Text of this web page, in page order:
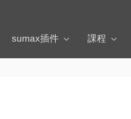
sumax插件 課程